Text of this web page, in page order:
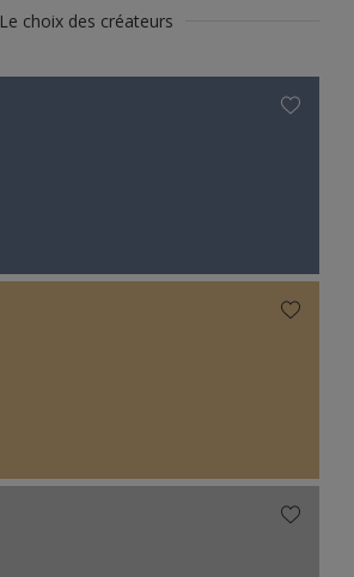
Le choix des créateurs